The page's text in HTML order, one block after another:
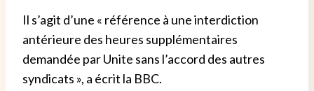
Il s’agit d’une « référence à une interdiction
antérieure des heures supplémentaires
demandée par Unite sans l’accord des autres
syndicats », a écrit la BBC.